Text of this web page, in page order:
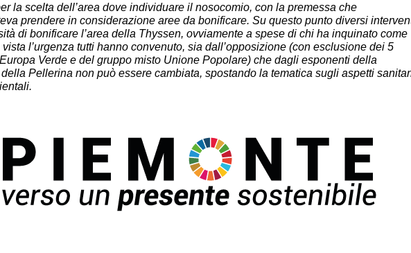
la scelta dell’area dove individuare il nosocomio, con lapremessa che
prendere in considerazione aree da bonificare.Su questo punto diversi
di bonificare l’area della Thyssen, ovviamente a spese di chi ha inquinato come
vistal’urgenza tutti hanno convenuto, sia dall’opposizione (con esclusione dei 5
Verde e del gruppo misto Unione Popolare) che dagli esponenti della
della Pellerina non può essere cambiata, spostando la tematicasugli aspetti